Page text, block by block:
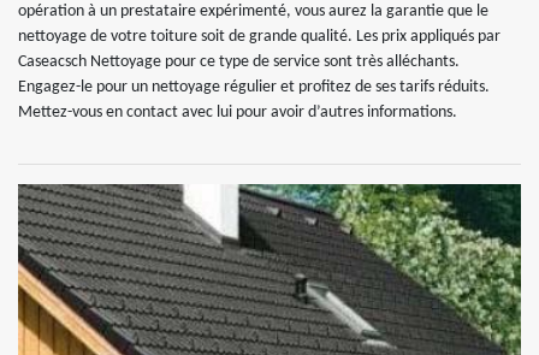
opération à un prestataire expérimenté, vous aurez la garantie que le
nettoyage de votre toiture soit de grande qualité. Les prix appliqués par
Caseacsch Nettoyage pour ce type de service sont très alléchants.
Engagez-le pour un nettoyage régulier et profitez de ses tarifs réduits.
Mettez-vous en contact avec lui pour avoir d’autres informations.